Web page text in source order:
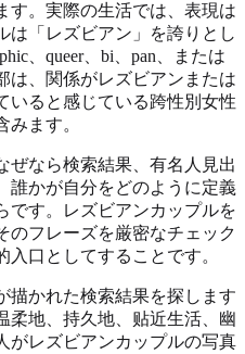
す。実際の生活では、表現は
は「レズビアン」を誇りとし
、queer、bi、pan、または
は、関係がレズビアンまたは
いると感じている跨性別女性
みます。
ぜなら検索結果、有名人見出
誰かが自分をどのように定義
です。レズビアンカップルを
のフレーズを厳密なチェック
口としてすることです。
描かれた検索結果を探します
柔地、持久地、贴近生活、幽
がレズビアンカップルの写真